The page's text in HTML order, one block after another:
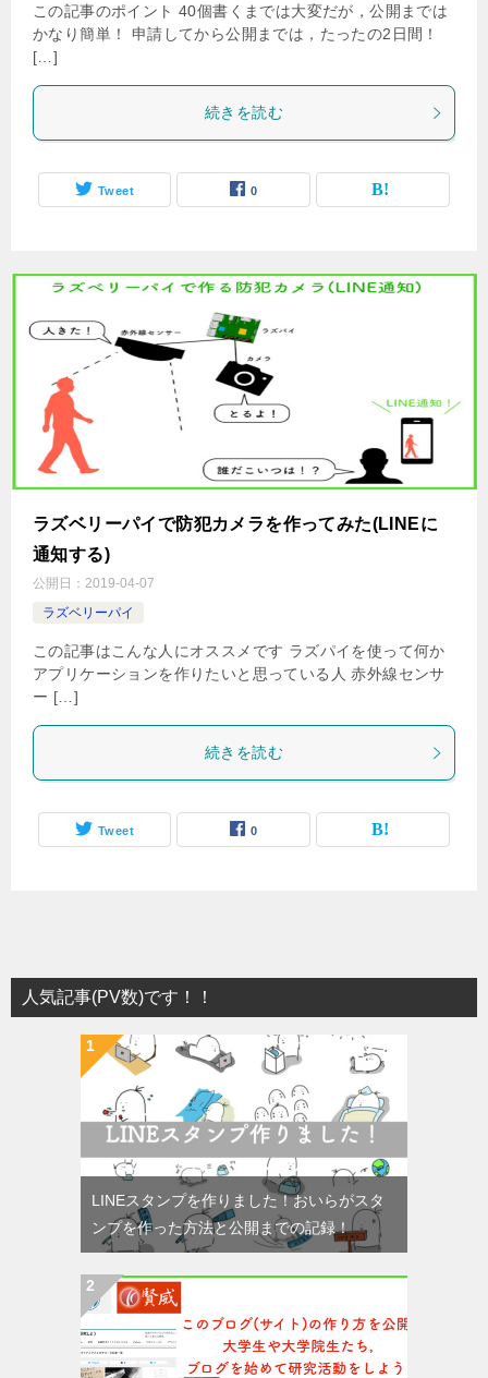
この記事のポイント 40個書くまでは大変だが，公開までは
かなり簡単！ 申請してから公開までは，たったの2日間！
[…]
続きを読む
Tweet 0
ラズベリーパイで防犯カメラを作ってみた(LINEに
通知する)
公開日： 2019-04-07
ラズベリーパイ
この記事はこんな人にオススメです ラズパイを使って何か
アプリケーションを作りたいと思っている人 赤外線センサ
ー […]
続きを読む
Tweet 0
人気記事(PV数)です！！
LINEスタンプを作りました！おいらがスタ
ンプを作った方法と公開までの記録！